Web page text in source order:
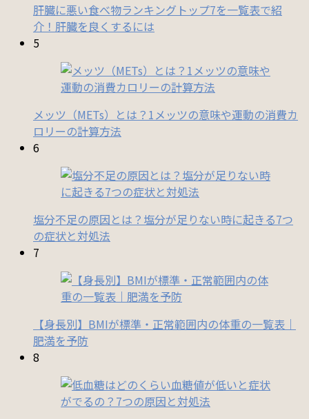
肝臓に悪い食べ物ランキングトップ7を一覧表で紹
介！肝臓を良くするには
5
メッツ（METs）とは？1メッツの意味や運動の消費カ
ロリーの計算方法
6
塩分不足の原因とは？塩分が足りない時に起きる7つ
の症状と対処法
7
【身長別】BMIが標準・正常範囲内の体重の一覧表｜
肥満を予防
8